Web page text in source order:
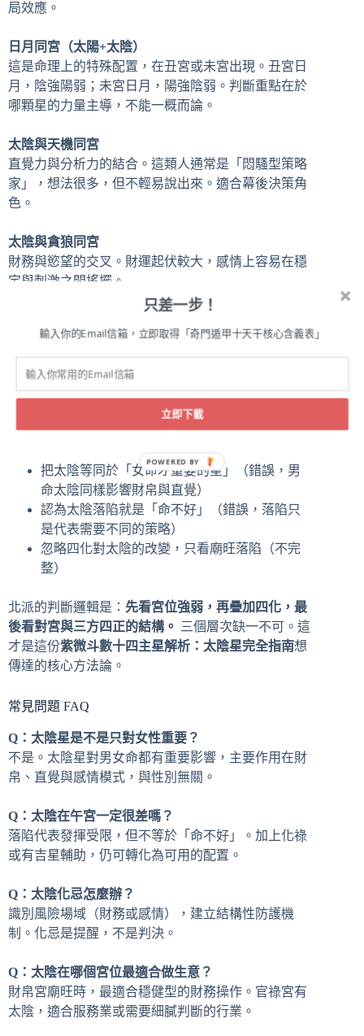
局效應。
日月同宮（太陽+太陰）
這是命理上的特殊配置，在丑宮或未宮出現。丑宮日
月，陰強陽弱；未宮日月，陽強陰弱。判斷重點在於
哪顆星的力量主導，不能一概而論。
太陰與天機同宮
直覺力與分析力的結合。這類人通常是「悶騷型策略
家」，想法很多，但不輕易說出來。適合幕後決策角
色。
太陰與貪狼同宮
財務與慾望的交叉。財運起伏較大，感情上容易在穩
定與刺激之間搖擺。
動」，而非單純看星性。
最大的結構性差異。
坊間常見的錯誤解讀：
把太陰等同於「女命才重要的星」（錯誤，男
命太陰同樣影響財帛與直覺）
認為太陰落陷就是「命不好」（錯誤，落陷只
是代表需要不同的策略）
忽略四化對太陰的改變，只看廟旺落陷（不完
整）
北派的判斷邏輯是： 先看宮位強弱，再疊加四化，最
後看對宮與三方四正的結構。
三個層次缺一不可。這
才是這份紫微斗數十四主星解析：太陰星完全指南想
傳達的核心方法論。
常見問題 FAQ
Q：太陰星是不是只對女性重要？
不是。太陰星對男女命都有重要影響，主要作用在財
帛、直覺與感情模式，與性別無關。
Q：太陰在午宮一定很差嗎？
落陷代表發揮受限，但不等於「命不好」。加上化祿
或有吉星輔助，仍可轉化為可用的配置。
Q：太陰化忌怎麼辦？
識別風險場域（財務或感情），建立結構性防護機
制。化忌是提醒，不是判決。
Q：太陰在哪個宮位最適合做生意？
財帛宮廟旺時，最適合穩健型的財務操作。官祿宮有
太陰，適合服務業或需要細膩判斷的行業。
只差一步！
輸入你的Email信箱，立即取得「奇門遁甲十天干核心含義表」
立即下載